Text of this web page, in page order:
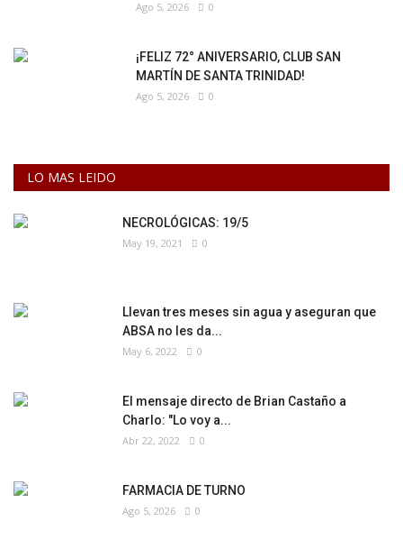
Ago 5, 2026 0
¡FELIZ 72° ANIVERSARIO, CLUB SAN
MARTÍN DE SANTA TRINIDAD!
Ago 5, 2026 0
LO MAS LEIDO
NECROLÓGICAS: 19/5
May 19, 2021 0
Llevan tres meses sin agua y aseguran que
ABSA no les da...
May 6, 2022 0
El mensaje directo de Brian Castaño a
Charlo: "Lo voy a...
Abr 22, 2022 0
FARMACIA DE TURNO
Ago 5, 2026 0